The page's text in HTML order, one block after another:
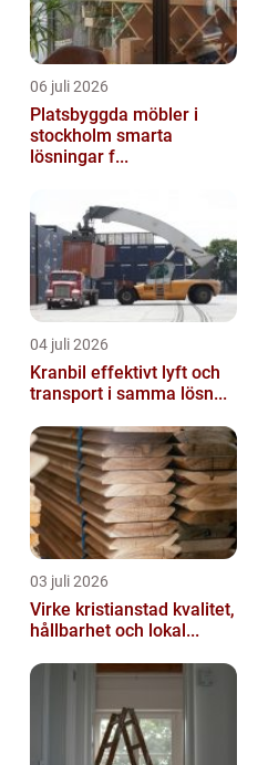
06 juli 2026
Platsbyggda möbler i
stockholm smarta
lösningar f...
04 juli 2026
Kranbil effektivt lyft och
transport i samma lösn...
03 juli 2026
Virke kristianstad kvalitet,
hållbarhet och lokal...